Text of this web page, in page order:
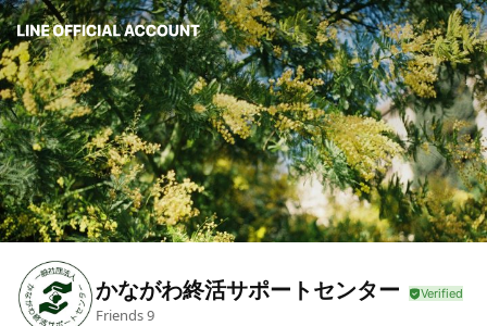
かながわ終活サポートセンター
Friends9